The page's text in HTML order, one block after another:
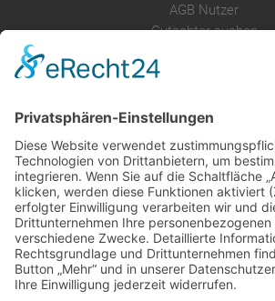
AGB Nutzer
Gutachter suchen
Anfrage
Presse
Partner: Der DGuSV
als Gutachter eintragen
Infos für Suchende